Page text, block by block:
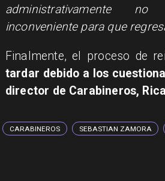
administrativamente
inconveniente para que
Finalmente, el proceso de
tardar debido a los
director de Carabineros,
CARABINEROS SEBASTIAN ZAMORA